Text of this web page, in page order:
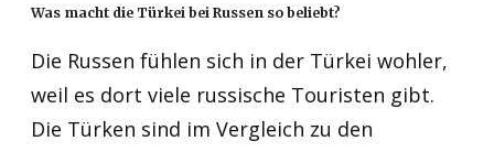
Was macht die Türkei bei Russen so beliebt?
Die Russen fühlen sich in der Türkei wohler,
weil es dort viele russische Touristen gibt.
Die Türken sind im Vergleich zu den